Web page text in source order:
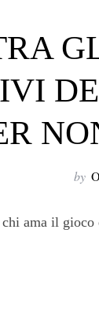
by
ama il